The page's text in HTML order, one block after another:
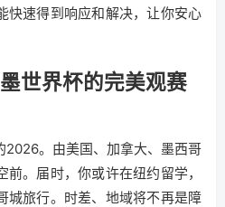
快速得到响应和解决，让你安心
世界杯的完美观赛
2026。由美国、加拿大、墨西哥
。届时，你或许在纽约留学，
城旅行。时差、地域将不再是障